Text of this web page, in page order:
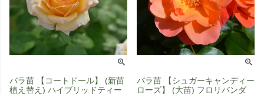
バラ苗 【コートドール】 (新苗
植え替え) ハイブリッドティー
バラ苗 【シュガーキャンディー
ローズ】 (大苗) フロリバンダ